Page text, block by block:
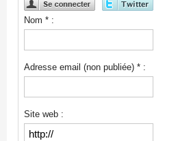
Nom * :
Adresse email (non publiée) * :
Site web :